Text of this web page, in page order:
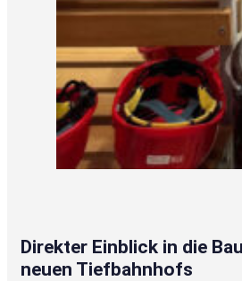
Direkter Einblick in die
neuen Tiefbahnhofs